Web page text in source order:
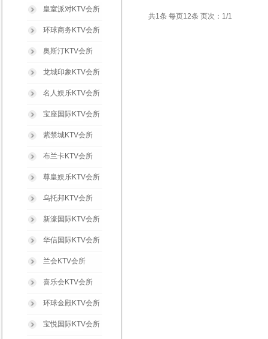
共1条 每页12条 页次：1/1
皇室派对KTV会所
环球商务KTV会所
奥斯汀KTV会所
龙城印象KTV会所
名人娱乐KTV会所
宝座国际KTV会所
紫禁城KTV会所
布兰卡KTV会所
尊皇娱乐KTV会所
乌托邦KTV会所
新濠国际KTV会所
华信国际KTV会所
兰会KTV会所
喜乐会KTV会所
环球金殿KTV会所
宝悦国际KTV会所